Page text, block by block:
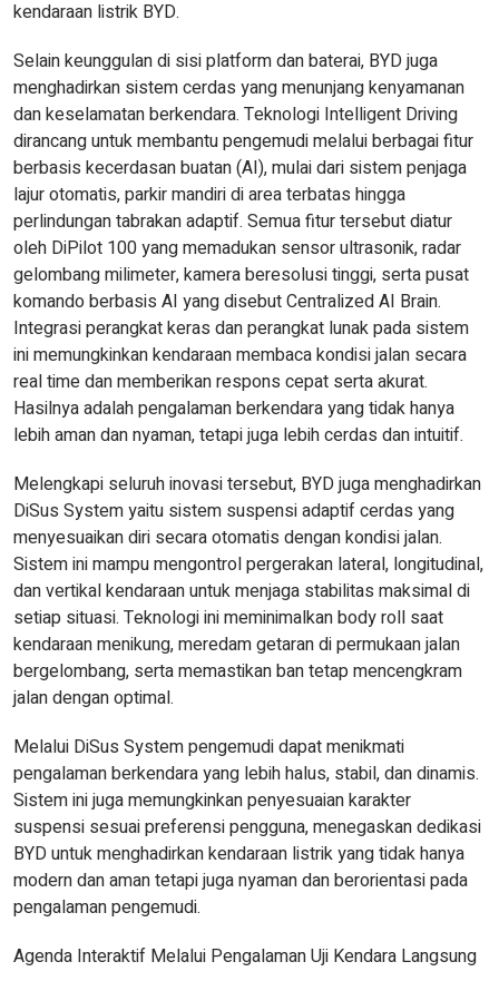
kendaraan listrik BYD.
Selain keunggulan di sisi platform dan baterai, BYD juga
menghadirkan sistem cerdas yang menunjang kenyamanan
dan keselamatan berkendara. Teknologi Intelligent Driving
dirancang untuk membantu pengemudi melalui berbagai fitur
berbasis kecerdasan buatan (AI), mulai dari sistem penjaga
lajur otomatis, parkir mandiri di area terbatas hingga
perlindungan tabrakan adaptif. Semua fitur tersebut diatur
oleh DiPilot 100 yang memadukan sensor ultrasonik, radar
gelombang milimeter, kamera beresolusi tinggi, serta pusat
komando berbasis AI yang disebut Centralized AI Brain.
Integrasi perangkat keras dan perangkat lunak pada sistem
ini memungkinkan kendaraan membaca kondisi jalan secara
real time dan memberikan respons cepat serta akurat.
Hasilnya adalah pengalaman berkendara yang tidak hanya
lebih aman dan nyaman, tetapi juga lebih cerdas dan intuitif.
Melengkapi seluruh inovasi tersebut, BYD juga menghadirkan
DiSus System yaitu sistem suspensi adaptif cerdas yang
menyesuaikan diri secara otomatis dengan kondisi jalan.
Sistem ini mampu mengontrol pergerakan lateral, longitudinal,
dan vertikal kendaraan untuk menjaga stabilitas maksimal di
setiap situasi. Teknologi ini meminimalkan body roll saat
kendaraan menikung, meredam getaran di permukaan jalan
bergelombang, serta memastikan ban tetap mencengkram
jalan dengan optimal.
Melalui DiSus System pengemudi dapat menikmati
pengalaman berkendara yang lebih halus, stabil, dan dinamis.
Sistem ini juga memungkinkan penyesuaian karakter
suspensi sesuai preferensi pengguna, menegaskan dedikasi
BYD untuk menghadirkan kendaraan listrik yang tidak hanya
modern dan aman tetapi juga nyaman dan berorientasi pada
pengalaman pengemudi.
Agenda Interaktif Melalui Pengalaman Uji Kendara Langsung